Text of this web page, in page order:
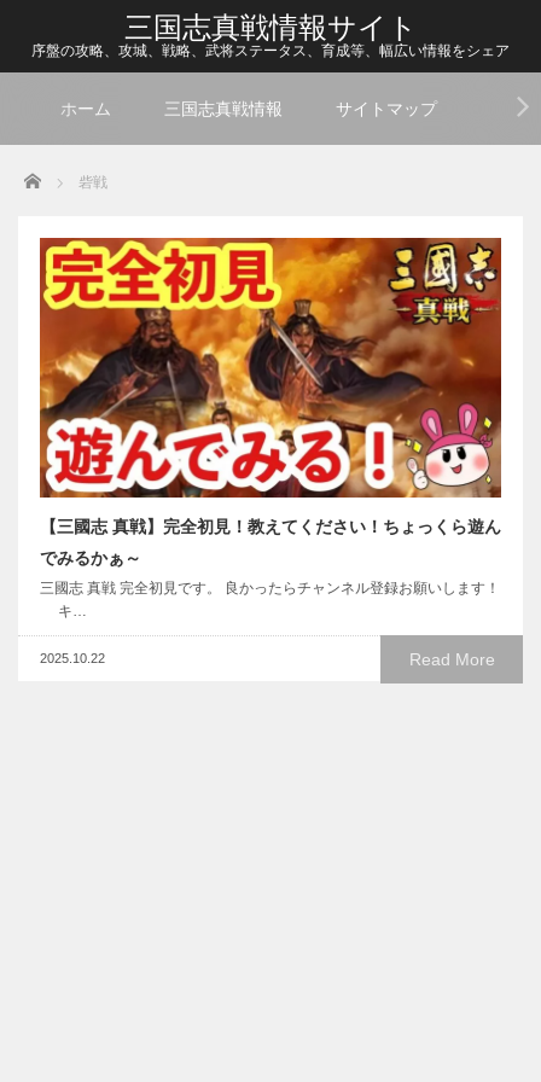
三国志真戦情報サイト
序盤の攻略、攻城、戦略、武将ステータス、育成等、幅広い情報をシェア
ホーム 三国志真戦情報 サイトマップ
Home 砦戦
【三國志 真戦】完全初見！教えてください！ちょっくら遊ん
でみるかぁ～
三國志 真戦 完全初見です。 良かったらチャンネル登録お願いします！
キ…
Read More
2025.10.22